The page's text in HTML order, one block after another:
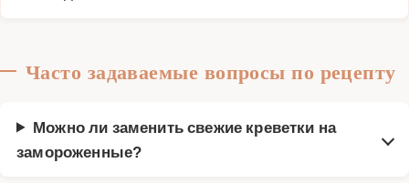
Часто задаваемые вопросы по рецепту
Можно ли заменить свежие креветки на
замороженные?